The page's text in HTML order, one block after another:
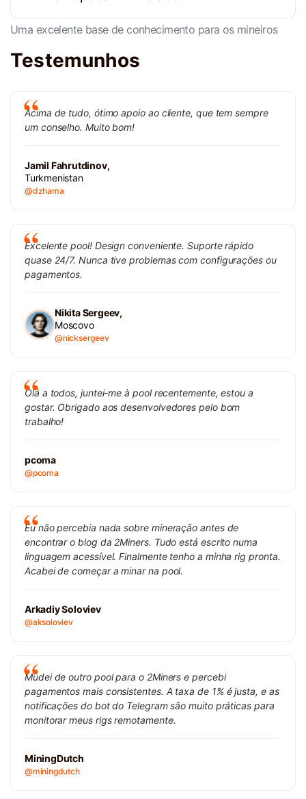
Uma excelente base de conhecimento para os mineiros
Testemunhos
Acima de tudo, ótimo apoio ao cliente, que tem sempre
um conselho. Muito bom!
Jamil Fahrutdinov,
Turkmenistan
@dzhama
Excelente pool! Design conveniente. Suporte rápido
quase 24/7. Nunca tive problemas com configurações ou
pagamentos.
Nikita Sergeev,
Moscovo
@nicksergeev
Olá a todos, juntei-me à pool recentemente, estou a
gostar. Obrigado aos desenvolvedores pelo bom
trabalho!
pcoma
@pcoma
Eu não percebia nada sobre mineração antes de
encontrar o blog da 2Miners. Tudo está escrito numa
linguagem acessível. Finalmente tenho a minha rig pronta.
Acabei de começar a minar na pool.
Arkadiy Soloviev
@aksoloviev
Mudei de outro pool para o 2Miners e percebi
pagamentos mais consistentes. A taxa de 1% é justa, e as
notificações do bot do Telegram são muito práticas para
monitorar meus rigs remotamente.
MiningDutch
@miningdutch